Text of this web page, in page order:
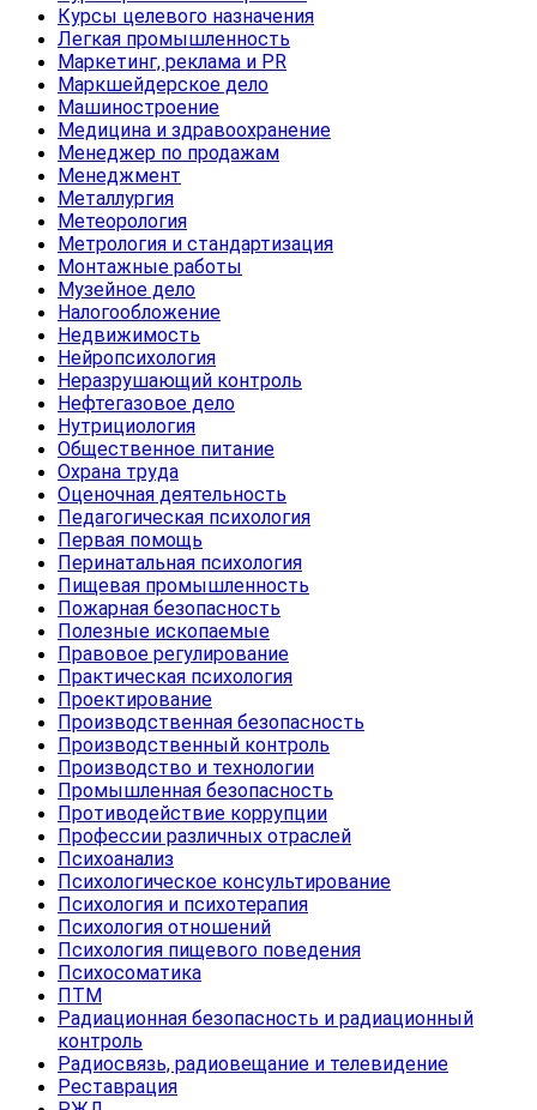
Курсы целевого назначения
Легкая промышленность
Маркетинг, реклама и PR
Маркшейдерское дело
Машиностроение
Медицина и здравоохранение
Менеджер по продажам
Менеджмент
Металлургия
Метеорология
Метрология и стандартизация
Монтажные работы
Музейное дело
Налогообложение
Недвижимость
Нейропсихология
Неразрушающий контроль
Нефтегазовое дело
Нутрициология
Общественное питание
Охрана труда
Оценочная деятельность
Педагогическая психология
Первая помощь
Перинатальная психология
Пищевая промышленность
Пожарная безопасность
Полезные ископаемые
Правовое регулирование
Практическая психология
Проектирование
Производственная безопасность
Производственный контроль
Производство и технологии
Промышленная безопасность
Противодействие коррупции
Профессии различных отраслей
Психоанализ
Психологическое консультирование
Психология и психотерапия
Психология отношений
Психология пищевого поведения
Психосоматика
ПТМ
Радиационная безопасность и радиационный
контроль
Радиосвязь, радиовещание и телевидение
Реставрация